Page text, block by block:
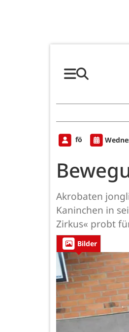
fö
Akrobaten
Kaninchen in
Zirkus« probt
Bilder